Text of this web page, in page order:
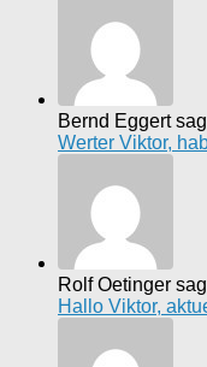
Bernd Eggert
Werter Viktor,
Rolf Oetinger
Hallo Viktor,